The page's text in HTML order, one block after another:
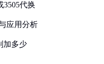
3505代换
应用分析
加多少